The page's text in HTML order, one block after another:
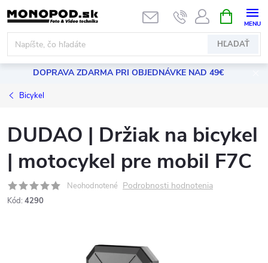
Prejsť
na
obsah
HĽADAŤ
KOŠÍK
DOPRAVA ZDARMA PRI OBJEDNÁVKE NAD 49€
Bicykel
DUDAO | Držiak na bicykel
| motocykel pre mobil F7C
Neohodnotené Podrobnosti hodnotenia
Kód: 4290